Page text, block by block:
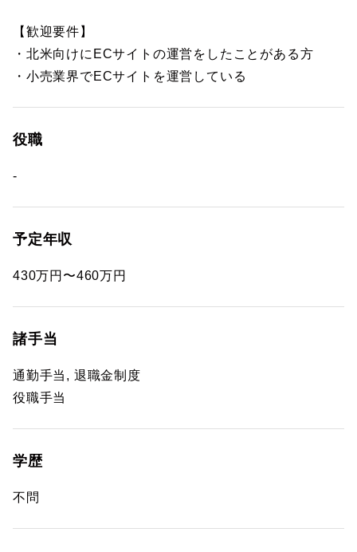
【歓迎要件】
・北米向けにECサイトの運営をしたことがある方
・小売業界でECサイトを運営している
役職
-
予定年収
430万円〜460万円
諸手当
通勤手当, 退職金制度
役職手当
学歴
不問